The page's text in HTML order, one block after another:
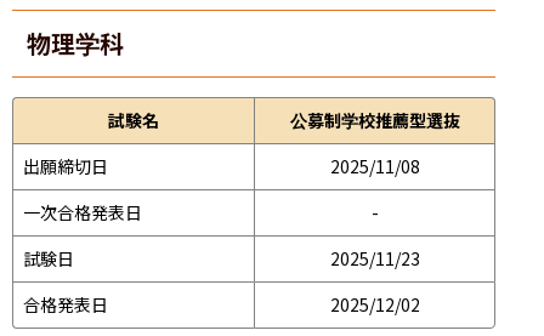
物理学科
試験名
公募制学校推薦型選抜
出願締切日
2025/11/08
一次合格発表日
-
試験日
2025/11/23
合格発表日
2025/12/02